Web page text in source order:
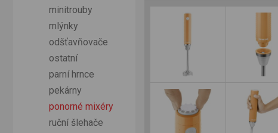
minitrouby
mlýnky
odšťavňovače
ostatní
parní hrnce
pekárny
ponorné mixéry
ruční šlehače